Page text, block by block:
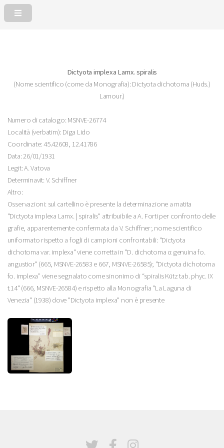
Dictyota implexa Lamx. spiralis
(Nome scientifico (come da Monografia): Dictyota dichotoma (Huds.)
Lamour.)
Numero di catalogo: MSNVE-26774
Località (verbatim): Diga Lido
Coordinate: 45.42608, 12.41786
Data: 26/01/1931
Legit: A. Vatova
Determinavit: V. Schiffner
Altro:
Osservazioni: sul cartellino è presente la determinazione a matita
"Dictyota implexa Lamx. | spiralis" attribuibile a A. Forti per confronto delle
grafie, apparentemente confermata da V. Schiffner; nome scientifico
uniformato rispetto a fogli di campioni confrontabili: "Dictyota
dichotoma var. implexa" viene corretta in "D. dichotoma α genuina fo.
angustior" (665, MSNVE-26583 e 667, MSNVE-26585); "Dictyota dichotoma
fo. implexa” viene segnalato come sinonimo di “spiralis Kütz tab. phyc. IX
t.14" (666, MSNVE-26584) e rispetto alla Monografia "La Laguna di
Venezia" (1938) dove "Dictyota implexa" non è presente